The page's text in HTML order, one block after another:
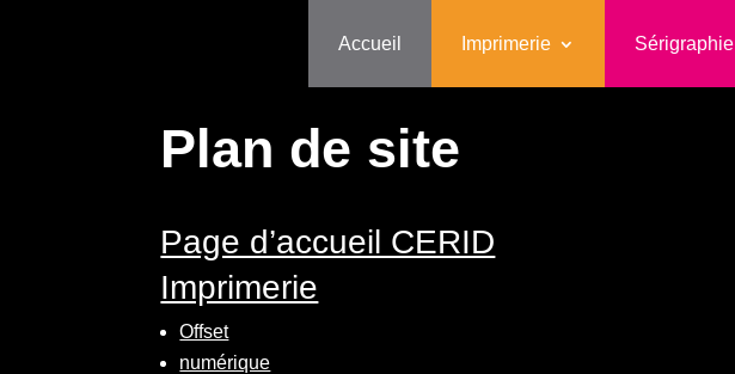
Accueil Imprimerie Sérigraphie
Plan de site
Page d’accueil CERID
Imprimerie
Offset
numérique